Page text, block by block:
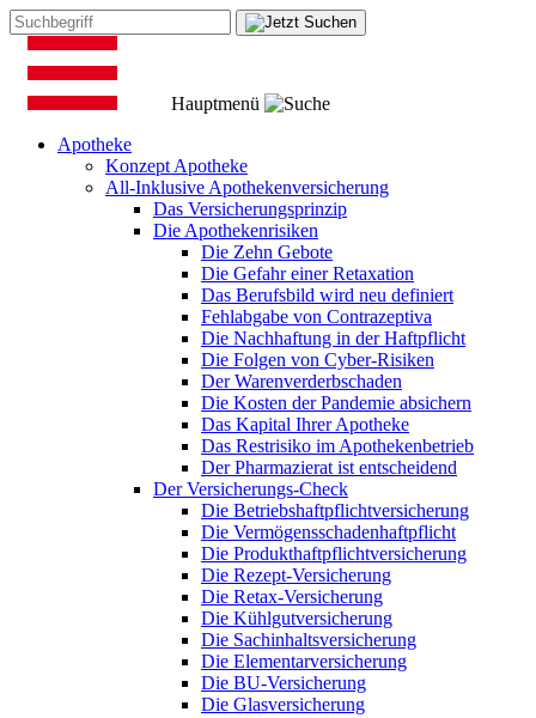
Hauptmenü
Apotheke
Konzept Apotheke
All-Inklusive Apothekenversicherung
Das Versicherungsprinzip
Die Apothekenrisiken
Die Zehn Gebote
Die Gefahr einer Retaxation
Das Berufsbild wird neu definiert
Fehlabgabe von Contrazeptiva
Die Nachhaftung in der Haftpflicht
Die Folgen von Cyber-Risiken
Der Warenverderbschaden
Die Kosten der Pandemie absichern
Das Kapital Ihrer Apotheke
Das Restrisiko im Apothekenbetrieb
Der Pharmazierat ist entscheidend
Der Versicherungs-Check
Die Betriebshaftpflichtversicherung
Die Vermögensschadenhaftpflicht
Die Produkthaftpflichtversicherung
Die Rezept-Versicherung
Die Retax-Versicherung
Die Kühlgutversicherung
Die Sachinhaltsversicherung
Die Elementarversicherung
Die BU-Versicherung
Die Glasversicherung